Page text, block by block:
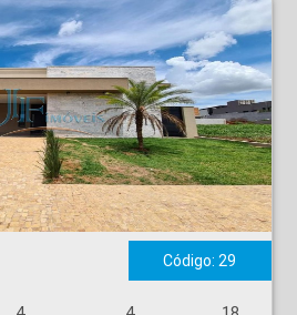
Código: 29